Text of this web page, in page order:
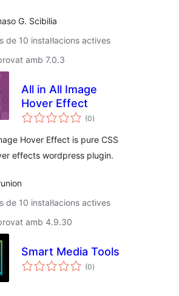
G. Scibilia
de 10 instal·lacions actives
amb 7.0.3
All in All Image
Hover Effect
(0puntuacions
totals
)
Hover Effect is pure CSS
effects wordpress plugin.
de 10 instal·lacions actives
amb 4.9.30
Smart Media Tools
(0puntuacions
totals
)